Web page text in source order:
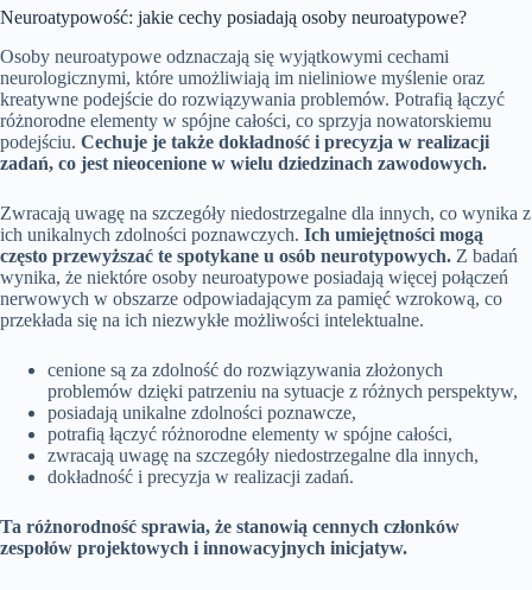
Neuroatypowość: jakie cechy posiadają osoby neuroatypowe?
Osoby neuroatypowe odznaczają się wyjątkowymi cechami
neurologicznymi, które umożliwiają im nieliniowe myślenie oraz
kreatywne podejście do rozwiązywania problemów. Potrafią łączyć
różnorodne elementy w spójne całości, co sprzyja nowatorskiemu
podejściu. Cechuje je także dokładność i precyzja w realizacji
zadań, co jest nieocenione w wielu dziedzinach zawodowych.
Zwracają uwagę na szczegóły niedostrzegalne dla innych, co wynika z
ich unikalnych zdolności poznawczych. Ich umiejętności mogą
często przewyższać te spotykane u osób neurotypowych. Z badań
wynika, że niektóre osoby neuroatypowe posiadają więcej połączeń
nerwowych w obszarze odpowiadającym za pamięć wzrokową, co
przekłada się na ich niezwykłe możliwości intelektualne.
cenione są za zdolność do rozwiązywania złożonych
problemów dzięki patrzeniu na sytuacje z różnych perspektyw,
posiadają unikalne zdolności poznawcze,
potrafią łączyć różnorodne elementy w spójne całości,
zwracają uwagę na szczegóły niedostrzegalne dla innych,
dokładność i precyzja w realizacji zadań.
Ta różnorodność sprawia, że stanowią cennych członków
zespołów projektowych i innowacyjnych inicjatyw.